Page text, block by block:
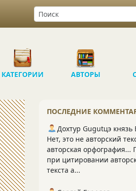
КАТЕГОРИИ АВТОРЫ
ПОСЛЕДНИЕ
Нет, это не авторский
авторская орфография...
при цитировании
текста а...